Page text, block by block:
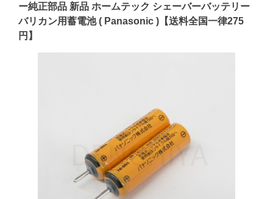
ー純正部品 新品 ホームテック シェーバーバッテリー
バリカン用蓄電池 ( Panasonic )【送料全国一律275
円】